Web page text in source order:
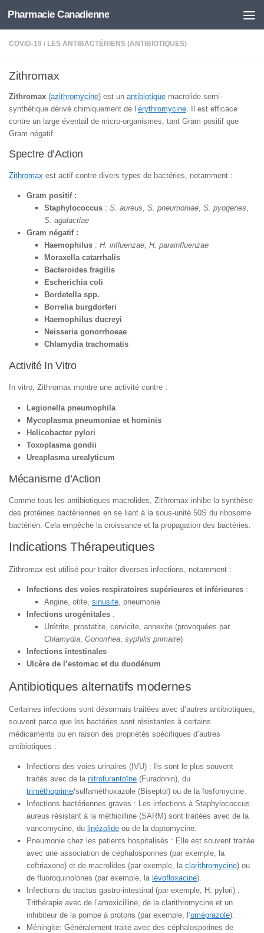
Skip to content
Pharmacie Canadienne
COVID-19 / LES ANTIBACTÉRIENS (ANTIBIOTIQUES)
Zithromax
Zithromax (azithromycine) est un antibiotique macrolide semi-
synthétique dérivé chimiquement de l’érythromycine. Il est efficace
contre un large éventail de micro-organismes, tant Gram positif que
Gram négatif.
Spectre d’Action
Zithromax est actif contre divers types de bactéries, notamment :
Gram positif :
Staphylococcus : S. aureus, S. pneumoniae, S. pyogenes,
S. agalactiae
Gram négatif :
Haemophilus : H. influenzae, H. parainfluenzae
Moraxella catarrhalis
Bacteroides fragilis
Escherichia coli
Bordetella spp.
Borrelia burgdorferi
Haemophilus ducreyi
Neisseria gonorrhoeae
Chlamydia trachomatis
Activité In Vitro
In vitro, Zithromax montre une activité contre :
Legionella pneumophila
Mycoplasma pneumoniae et hominis
Helicobacter pylori
Toxoplasma gondii
Ureaplasma urealyticum
Mécanisme d’Action
Comme tous les antibiotiques macrolides, Zithromax inhibe la synthèse
des protéines bactériennes en se liant à la sous-unité 50S du ribosome
bactérien. Cela empêche la croissance et la propagation des bactéries.
Indications Thérapeutiques
Zithromax est utilisé pour traiter diverses infections, notamment :
Infections des voies respiratoires supérieures et inférieures :
Angine, otite, sinusite , pneumonie
Infections urogénitales :
Urétrite, prostatite, cervicite, annexite (provoquées par
Chlamydia Gonorrhea syphilis primaire)
Infections intestinales
Ulcère de l’estomac et du duodénum
Antibiotiques alternatifs modernes
Certaines infections sont désormais traitées avec d’autres antibiotiques,
souvent parce que les bactéries sont résistantes à certains
médicaments ou en raison des propriétés spécifiques d’autres
antibiotiques :
Infections des voies urinaires (IVU) : Ils sont le plus souvent
traités avec de la nitrofurantoïne (Furadonin), du
triméthoprime/sulfaméthoxazole (Biseptol) ou de la fosfomycine.
Infections bactériennes graves : Les infections à Staphylococcus
aureus résistant à la méthicilline (SARM) sont traitées avec de la
vancomycine, du linézolide ou de la daptomycine.
Pneumonie chez les patients hospitalisés : Elle est souvent traitée
avec une association de céphalosporines (par exemple, la
ceftriaxone) et de macrolides (par exemple, la clarithromycine) ou
de fluoroquinolones (par exemple, la lévofloxacine).
Infections du tractus gastro-intestinal (par exemple, H. pylori) :
Trithérapie avec de l’amoxicilline, de la clarithromycine et un
inhibiteur de la pompe à protons (par exemple, l’oméprazole).
Méningite: Généralement traité avec des céphalosporines de